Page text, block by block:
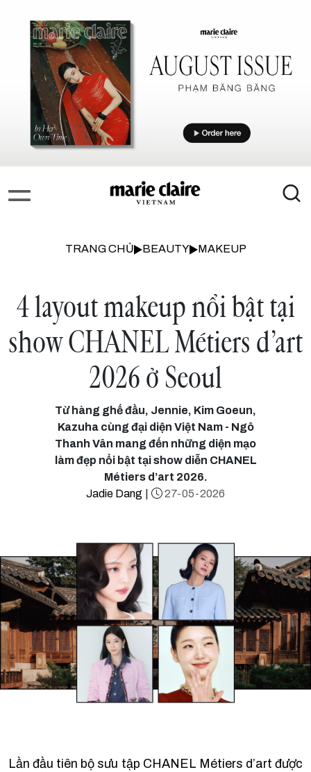
TRANG CHỦ BEAUTY MAKEUP
4 layout makeup nổi bật tại
show CHANEL Métiers d’art
2026 ở Seoul
Từ hàng ghế đầu, Jennie, Kim Goeun,
Kazuha cùng đại diện Việt Nam - Ngô
Thanh Vân mang đến những diện mạo
làm đẹp nổi bật tại show diễn CHANEL
Métiers d’art 2026.
Jadie Dang
27-05-2026
Lần đầu tiên bộ sưu tập CHANEL Métiers d’art được